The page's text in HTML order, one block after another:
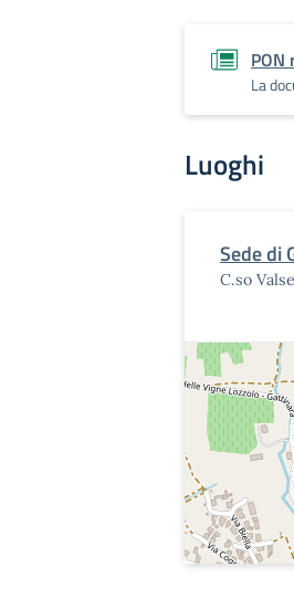
PON
La
Luoghi
Sede di
C.so